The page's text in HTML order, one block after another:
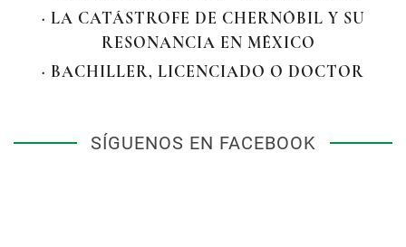
· LA CATÁSTROFE DE CHERNÓBIL Y SU
RESONANCIA EN MÉXICO
· BACHILLER, LICENCIADO O DOCTOR
SÍGUENOS EN FACEBOOK